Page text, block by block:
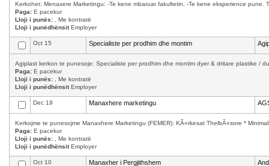
Kerkohet: Menaxere Marketingu: -Te kene mbaruar fakultetin. -Te kene eksperience
Paga: E pacekur
Lloji i punës: , Me kontratë
Lloji i punëdhënsitEmployer
Oct 15 Specialiste per prodhim dhe montim
Agiplast kerkon te punesoje: Specialiste per prodhim dhe montim dyer & dritare plastike /
Paga: E pacekur
Lloji i punës: , Me kontratë
Lloji i punëdhënsitEmployer
Dec 19 Manaxhere marketingu
Kerkojme te punesojme Manaxhere Marketingu (FEMER): KÃ«rkesat ThelbÃ«sore *
Paga: E pacekur
Lloji i punës: , Me kontratë
Lloji i punëdhënsitEmployer
Oct 10 Manaxher i Pergjithshem